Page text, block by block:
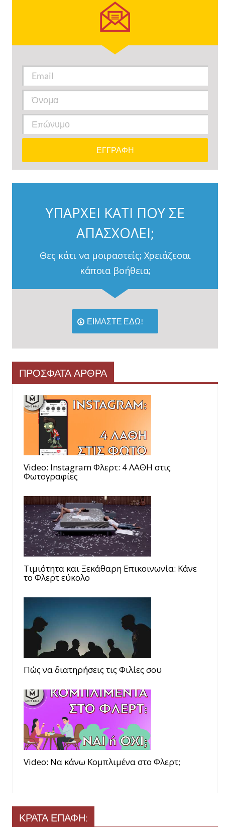
ΥΠΑΡΧΕΙ ΚΑΤΙ ΠΟΥ ΣΕ
ΑΠΑΣΧΟΛΕΙ;
Θες κάτι να μοιραστείς; Χρειάζεσαι
κάποια βοήθεια;
ΕΙΜΑΣΤΕ ΕΔΩ!
ΠΡΟΣΦΑΤΑ ΑΡΘΡΑ
Video: Instagram Φλερτ: 4 ΛΑΘΗ στις
Φωτογραφίες
Τιμιότητα και Ξεκάθαρη Επικοινωνία: Κάνε
το Φλερτ εύκολο
Πώς να διατηρήσεις τις Φιλίες σου
Video: Να κάνω Κομπλιμένα στο Φλερτ;
ΚΡΑΤΑ ΕΠΑΦΗ: